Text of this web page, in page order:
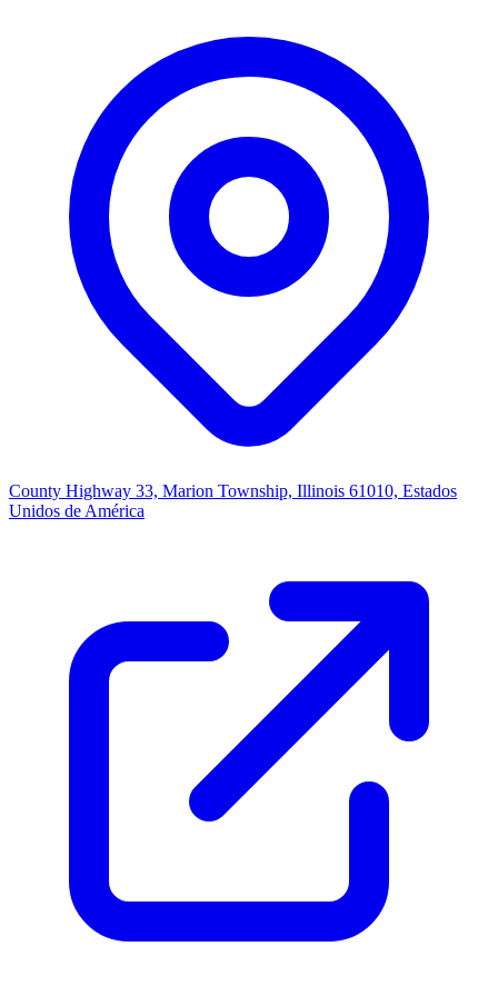
County Highway 33, Marion Township, Illinois 61010, Estados
Unidos de América